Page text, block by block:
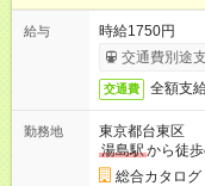
給与
時給1750円
交通費別途
交通費 全額支
勤務地
東京都台東区
湯島駅から徒
総合カタロ